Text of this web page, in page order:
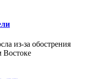
из-за обострения
Востоке